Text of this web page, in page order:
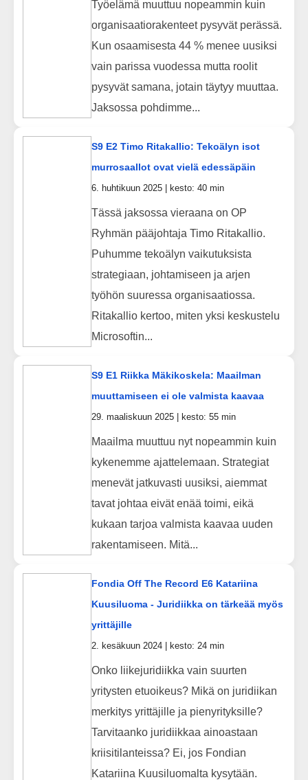
Työelämä muuttuu nopeammin kuin
organisaatiorakenteet pysyvät perässä.
Kun osaamisesta 44 % menee uusiksi
vain parissa vuodessa mutta roolit
pysyvät samana, jotain täytyy muuttaa.
Jaksossa pohdimme...
S9 E2 Timo Ritakallio: Tekoälyn isot
murrosaallot ovat vielä edessäpäin
6. huhtikuun 2025 | kesto: 40 min
Tässä jaksossa vieraana on OP
Ryhmän pääjohtaja Timo Ritakallio.
Puhumme tekoälyn vaikutuksista
strategiaan, johtamiseen ja arjen
työhön suuressa organisaatiossa.
Ritakallio kertoo, miten yksi keskustelu
Microsoftin...
S9 E1 Riikka Mäkikoskela: Maailman
muuttamiseen ei ole valmista kaavaa
29. maaliskuun 2025 | kesto: 55 min
Maailma muuttuu nyt nopeammin kuin
kykenemme ajattelemaan. Strategiat
menevät jatkuvasti uusiksi, aiemmat
tavat johtaa eivät enää toimi, eikä
kukaan tarjoa valmista kaavaa uuden
rakentamiseen. Mitä...
Fondia Off The Record E6 Katariina
Kuusiluoma - Juridiikka on tärkeää myös
yrittäjille
2. kesäkuun 2024 | kesto: 24 min
Onko liikejuridiikka vain suurten
yritysten etuoikeus? Mikä on juridiikan
merkitys yrittäjille ja pienyrityksille?
Tarvitaanko juridiikkaa ainoastaan
kriisitilanteissa? Ei, jos Fondian
Katariina Kuusiluomalta kysytään.